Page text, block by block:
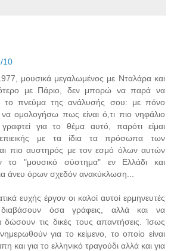
10
μουσικά μεγαλωμένος με Νταλάρα και
με Πάριο, δεν μπορώ να παρά να
πνεύμα της ανάλυσής σου: με πόνο
να ομολογήσω πως είναι ό,τι πιο νηφάλιο
γραφτεί για το θέμα αυτό, παρότι είμαι
με τα ίδια τα πρόσωπα των
πιο αυστηρός με τον εσμό όλων αυτών
το "μουσικό σύστημα" εν Ελλάδι και
άνευ όρων σχεδόν ανακύκλωση...
ευχής έργον οι καλοί αυτοί ερμηνευτές
όσα γράφεις, αλλά και να
δώσουν τις δικές τους απαντήσεις. Ίσως
για το κείμενο, το οποίο είναι
και για το ελληνικό τραγούδι αλλά και για